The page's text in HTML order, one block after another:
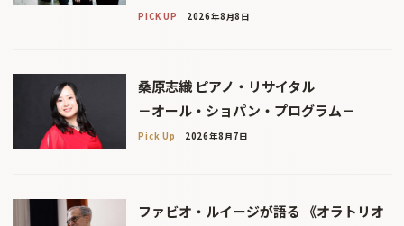
PICK UP 2026年8月8日
桑原志織 ピアノ・リサイタル
－オール・ショパン・プログラム－
Pick Up 2026年8月7日
ファビオ・ルイージが語る 《オラトリオ